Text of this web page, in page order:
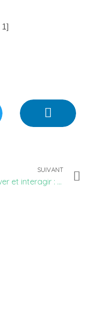
1]
SUIVANT
Observer et interagir : principe de conception #1